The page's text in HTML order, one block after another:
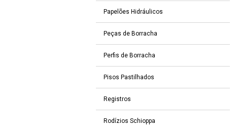
Papelões Hidráulicos
Peças de Borracha
Perfis de Borracha
Pisos Pastilhados
Registros
Rodízios Schioppa